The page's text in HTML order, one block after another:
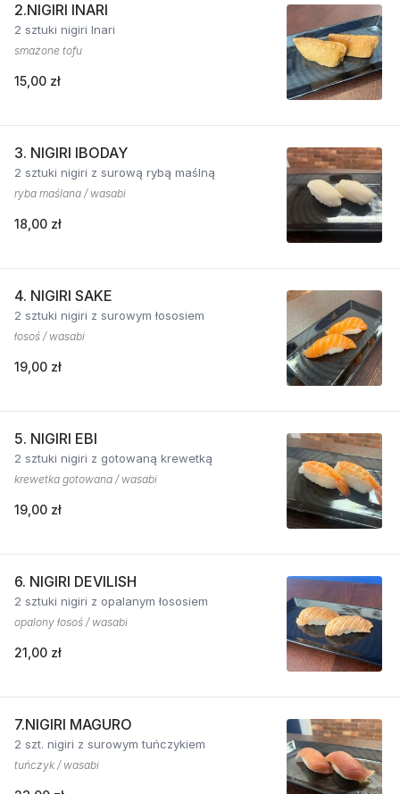
2.NIGIRI INARI
2 sztuki nigiri Inari
smażone tofu
15,00 zł
3. NIGIRI IBODAY
2 sztuki nigiri z surową rybą maślną
ryba maślana / wasabi
18,00 zł
4. NIGIRI SAKE
2 sztuki nigiri z surowym łososiem
łosoś / wasabi
19,00 zł
5. NIGIRI EBI
2 sztuki nigiri z gotowaną krewetką
krewetka gotowana / wasabi
19,00 zł
6. NIGIRI DEVILISH
2 sztuki nigiri z opalanym łososiem
opalony łosoś / wasabi
21,00 zł
7.NIGIRI MAGURO
2 szt. nigiri z surowym tuńczykiem
tuńczyk / wasabi